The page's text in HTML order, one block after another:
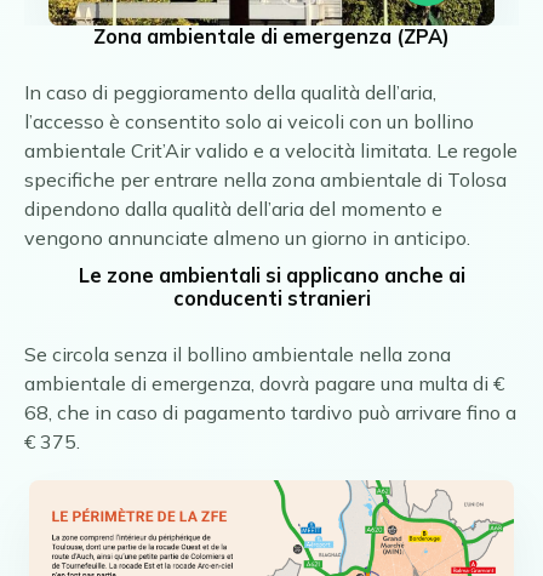
Zona ambientale di emergenza (ZPA)
In caso di peggioramento della qualità dell’aria,
l’accesso è consentito solo ai veicoli con un bollino
ambientale Crit’Air valido e a velocità limitata. Le regole
specifiche per entrare nella zona ambientale di Tolosa
dipendono dalla qualità dell’aria del momento e
vengono annunciate almeno un giorno in anticipo.
Le zone ambientali si applicano anche ai
conducenti stranieri
Se circola senza il bollino ambientale nella zona
ambientale di emergenza, dovrà pagare una multa di €
68, che in caso di pagamento tardivo può arrivare fino a
€ 375.